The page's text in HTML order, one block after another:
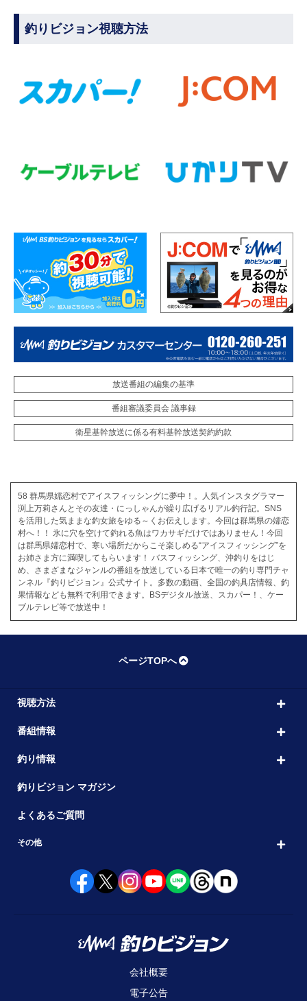
釣りビジョン視聴方法
放送番組の編集の基準
番組審議委員会 議事録
衛星基幹放送に係る有料基幹放送契約約款
58 群馬県嬬恋村でアイスフィッシングに夢中！。人気インスタグラマー
渕上万莉さんとその友達・にっしゃんが繰り広げるリアル釣行記。SNS
を活用した気ままな釣女旅をゆる～くお伝えします。今回は群馬県の嬬恋
村へ！！ 氷に穴を空けて釣れる魚はワカサギだけではありません！今回
は群馬県嬬恋村で、寒い場所だからこそ楽しめる“アイスフィッシング”を
お姉さま方に満喫してもらいます！ バスフィッシング、沖釣りをはじ
め、さまざまなジャンルの番組を放送している日本で唯一の釣り専門チャ
ンネル『釣りビジョン』公式サイト。多数の動画、全国の釣具店情報、釣
果情報なども無料で利用できます。BSデジタル放送、スカパー！、ケー
ブルテレビ等で放送中！
ページTOPへ
視聴方法
番組情報
釣り情報
釣りビジョン マガジン
よくあるご質問
その他
会社概要
電子公告